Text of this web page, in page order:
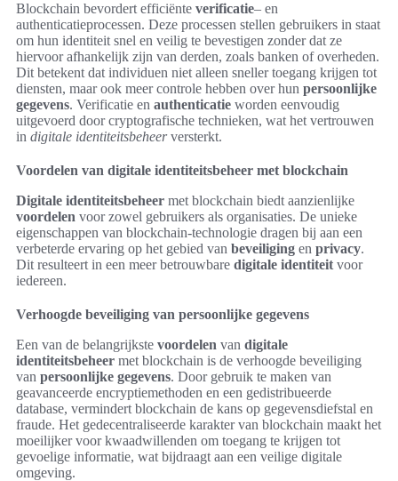
Blockchain bevordert efficiënte verificatie– en
authenticatieprocessen. Deze processen stellen gebruikers in staat
om hun identiteit snel en veilig te bevestigen zonder dat ze
hiervoor afhankelijk zijn van derden, zoals banken of overheden.
Dit betekent dat individuen niet alleen sneller toegang krijgen tot
diensten, maar ook meer controle hebben over hun persoonlijke
gegevens. Verificatie en authenticatie worden eenvoudig
uitgevoerd door cryptografische technieken, wat het vertrouwen
in digitale identiteitsbeheerversterkt.
Voordelen van digitale identiteitsbeheer met blockchain
Digitale identiteitsbeheer met blockchain biedt aanzienlijke
voordelen voor zowel gebruikers als organisaties. De unieke
eigenschappen van blockchain-technologie dragen bij aan een
verbeterde ervaring op het gebied van beveiliging en privacy.
Dit resulteert in een meer betrouwbare digitale identiteit voor
iedereen.
Verhoogde beveiliging van persoonlijke gegevens
Een van de belangrijkste voordelen van digitale
identiteitsbeheer met blockchain is de verhoogde beveiliging
van persoonlijke gegevens. Door gebruik te maken van
geavanceerde encryptiemethoden en een gedistribueerde
database, vermindert blockchain de kans op gegevensdiefstal en
fraude. Het gedecentraliseerde karakter van blockchain maakt het
moeilijker voor kwaadwillenden om toegang te krijgen tot
gevoelige informatie, wat bijdraagt aan een veilige digitale
omgeving.